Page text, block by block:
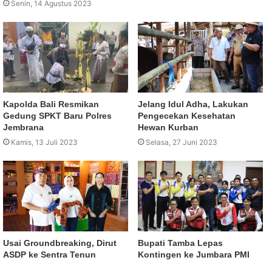
Senin, 14 Agustus 2023
Kapolda Bali Resmikan
Gedung SPKT Baru Polres
Jembrana
Kamis, 13 Juli 2023
Jelang Idul Adha, Lakukan
Pengecekan Kesehatan
Hewan Kurban
Selasa, 27 Juni 2023
Usai Groundbreaking, Dirut
ASDP ke Sentra Tenun
Bupati Tamba Lepas
Kontingen ke Jumbara PMI